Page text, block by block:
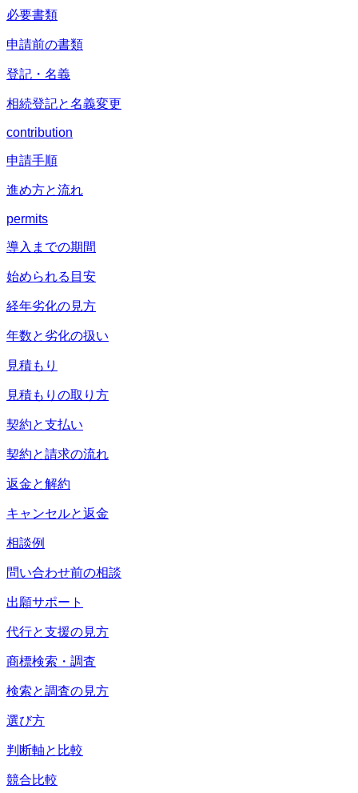
必要書類
申請前の書類
登記・名義
相続登記と名義変更
contribution
申請手順
進め方と流れ
permits
導入までの期間
始められる目安
経年劣化の見方
年数と劣化の扱い
見積もり
見積もりの取り方
契約と支払い
契約と請求の流れ
返金と解約
キャンセルと返金
相談例
問い合わせ前の相談
出願サポート
代行と支援の見方
商標検索・調査
検索と調査の見方
選び方
判断軸と比較
競合比較